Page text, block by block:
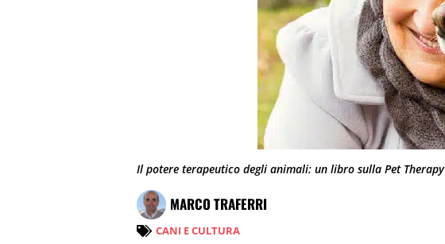
Il potere terapeutico degli animali: un libro sulla Pet Therapy
MARCO TRAFERRI
CANI E CULTURA